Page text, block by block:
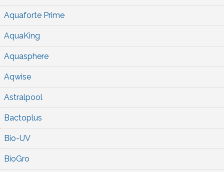
Aquaforte Prime
AquaKing
Aquasphere
Aqwise
Astralpool
Bactoplus
Bio-UV
BioGro